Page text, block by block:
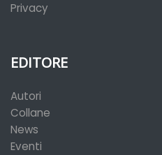
Privacy
EDITORE
Autori
Collane
News
Eventi